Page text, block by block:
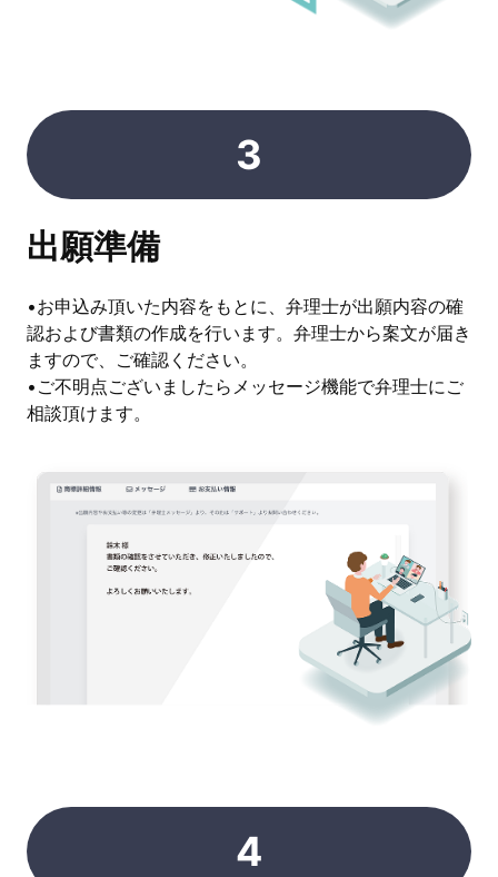
3
出願準備
•お申込み頂いた内容をもとに、弁理士が出願内容の確
認および書類の作成を行います。弁理士から案文が届き
ますので、ご確認ください。
•ご不明点ございましたらメッセージ機能で弁理士にご
相談頂けます。
4